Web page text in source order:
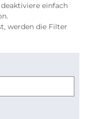
einfach
werden die Filter